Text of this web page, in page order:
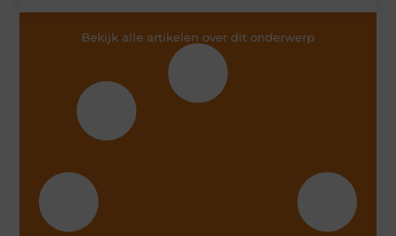
Bekijk alle artikelen over dit onderwerp